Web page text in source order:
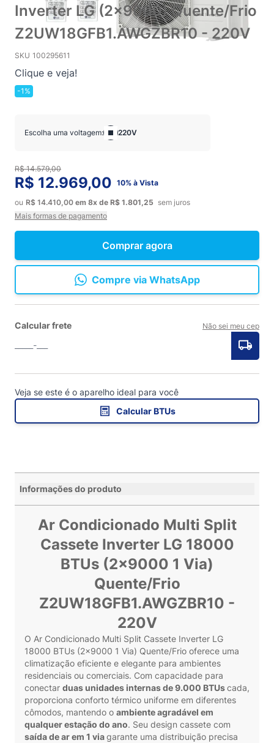
Inverter LG (2x9000) Quente/Frio
Z2UW18GFB1.AWGZBR10 - 220V
SKU 100295611
Clique e veja!
-1%
Comprar agora
Escolha uma voltagem: 220V
R$ 12.969,00 10% à Vista
ou R$ 14.410,00 em 8x de R$ 1.801,25 sem juros
Mais formas de pagamento
Compre via WhatsApp
R$ 14.579,00
Calcular frete Não sei meu cep
Veja se este é o aparelho ideal para você
Calcular BTUs
Informações do produto
Ar Condicionado Multi Split
Cassete Inverter LG 18000
BTUs (2x9000 1 Via)
Quente/Frio
Z2UW18GFB1.AWGZBR10 -
220V
O Ar Condicionado Multi Split Cassete Inverter LG
18000 BTUs (2x9000 1 Via) Quente/Frio oferece uma
climatização eficiente e elegante para ambientes
residenciais ou comerciais. Com capacidade para
conectar duas unidades internas de 9.000 BTUscada,
proporciona conforto térmico uniforme em diferentes
cômodos, mantendo o ambiente agradável em
qualquer estação do ano. Seu design cassete com
saída de ar em 1 viagarante uma distribuição precisa